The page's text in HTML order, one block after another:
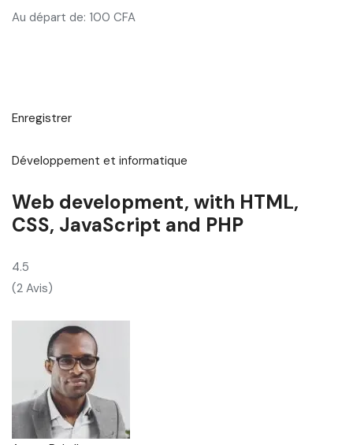
Au départ de: 100 CFA
Enregistrer
Développement et informatique
Web development, with HTML,
CSS, JavaScript and PHP
4.5
(2 Avis)